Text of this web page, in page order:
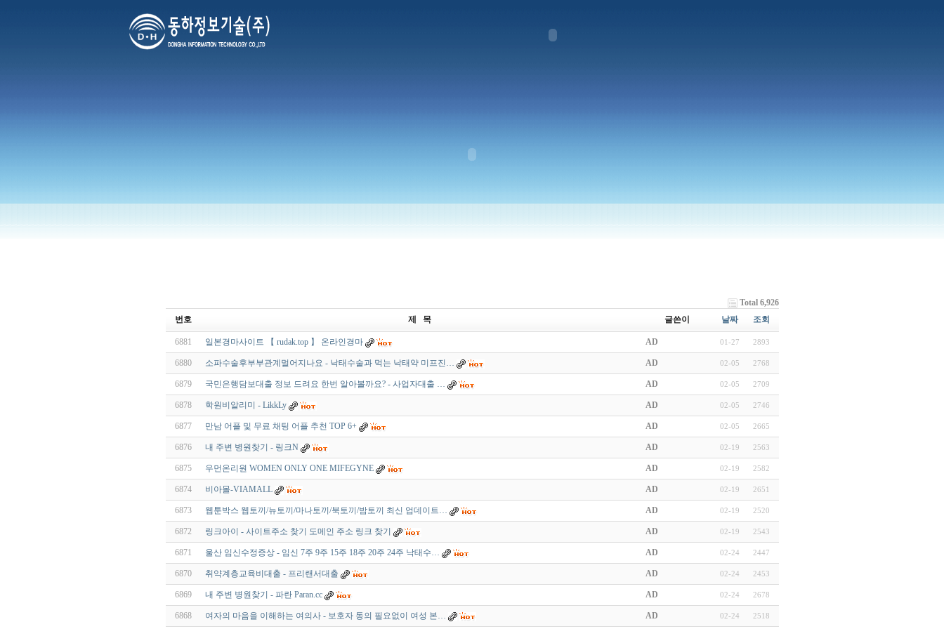
Total 6,926
번호
제 목 글쓴이 날짜 조회
6881 일본경마사이트 【 rudak.top 】 온라인경마 AD 01-27 2893
6880 소파수술후부부관계멀어지나요 - 낙태수술과 먹는 낙태약 미프진… AD 02-05 2768
6879 국민은행담보대출 정보 드려요 한번 알아볼까요? - 사업자대출 … AD 02-05 2709
6878 학원비알리미 - LikkLy AD 02-05 2746
6877 만남 어플 및 무료 채팅 어플 추천 TOP 6+ AD 02-05 2665
6876 내 주변 병원찾기 - 링크N AD 02-19 2563
6875 우먼온리원 WOMEN ONLY ONE MIFEGYNE AD 02-19 2582
6874 비아몰-VIAMALL AD 02-19 2651
6873 웹툰박스 웹토끼/뉴토끼/마나토끼/북토끼/밤토끼 최신 업데이트… AD 02-19 2520
6872 링크아이 - 사이트주소 찾기 도메인 주소 링크 찾기 AD 02-19 2543
6871 울산 임신수정증상 - 임신 7주 9주 15주 18주 20주 24주 낙태수… AD 02-24 2447
6870 취약계층교육비대출 - 프리랜서대출 AD 02-24 2453
6869 내 주변 병원찾기 - 파란 Paran.cc AD 02-24 2678
6868 여자의 마음을 이해하는 여의사 - 보호자 동의 필요없이 여성 본… AD 02-24 2518